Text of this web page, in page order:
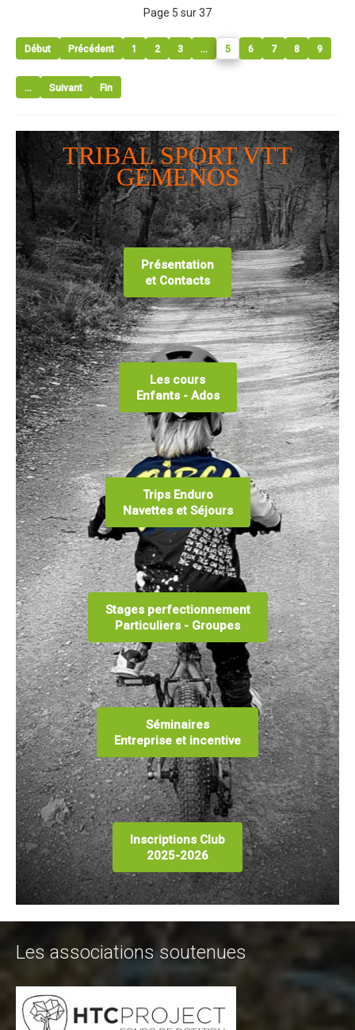
Page 5 sur 37
Début Précédent 1 2 3 ... 5 6 7 8 9
... Suivant Fin
TRIBAL SPORT VTT
GEMENOS
Présentation
et Contacts
Les cours
Enfants - Ados
Trips Enduro
Navettes et Séjours
Stages perfectionnement
Particuliers - Groupes
Séminaires
Entreprise et incentive
Inscriptions Club
2025-2026
Les associations soutenues